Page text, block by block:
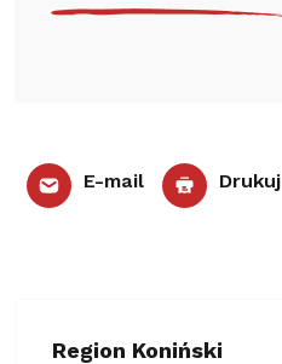
E-mail Drukuj
Region Koniński